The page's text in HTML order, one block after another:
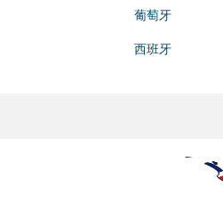
葡萄牙
西班牙